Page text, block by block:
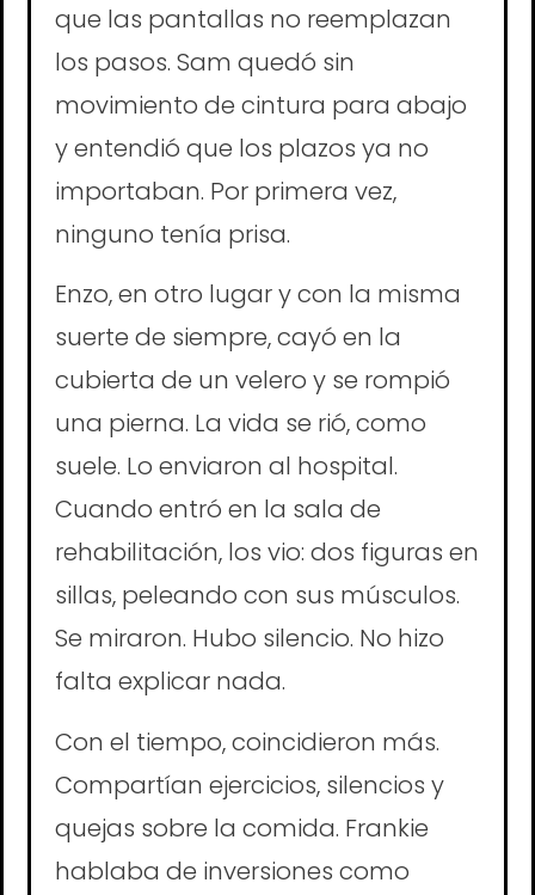
que las pantallas no reemplazan
los pasos. Sam quedó sin
movimiento de cintura para abajo
y entendió que los plazos ya no
importaban. Por primera vez,
ninguno tenía prisa.
Enzo, en otro lugar y con la misma
suerte de siempre, cayó en la
cubierta de un velero y se rompió
una pierna. La vida se rió, como
suele. Lo enviaron al hospital.
Cuando entró en la sala de
rehabilitación, los vio: dos figuras en
sillas, peleando con sus músculos.
Se miraron. Hubo silencio. No hizo
falta explicar nada.
Con el tiempo, coincidieron más.
Compartían ejercicios, silencios y
quejas sobre la comida. Frankie
hablaba de inversiones como